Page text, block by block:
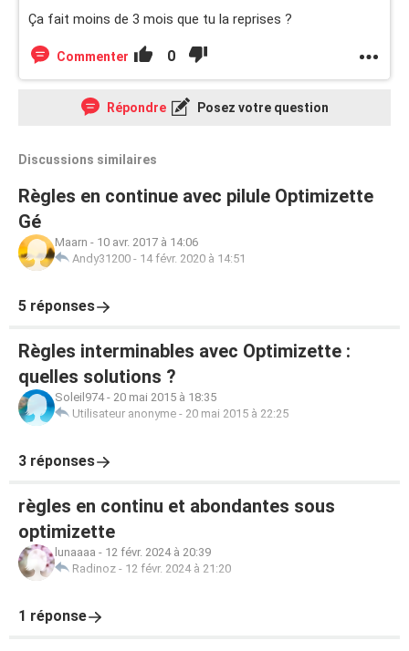
Ça fait moins de 3 mois que tu la reprises ?
Commenter 0
Répondre Posez votre question
Discussions similaires
Règles en continue avec pilule Optimizette
Gé
Maarn - 10 avr. 2017 à 14:06
Andy31200 - 14 févr. 2020 à 14:51
5 réponses
Règles interminables avec Optimizette :
quelles solutions ?
Soleil974- 20 mai 2015 à 18:35
Utilisateur anonyme - 20 mai 2015 à 22:25
3 réponses
règles en continu et abondantes sous
optimizette
lunaaaa - 12 févr. 2024 à 20:39
Radinoz - 12 févr. 2024 à 21:20
1 réponse